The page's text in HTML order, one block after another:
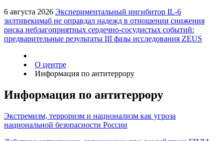
6 августа 2026 Экспериментальный ингибитор IL-6
зилтивекимаб не оправдал надежд в отношении снижения
риска неблагоприятных сердечно-сосудистых событий:
предварительные результаты III фазы исследования ZEUS
О центре
Информация по антитеррору
Информация по антитеррору
Экстремизм, терроризм и национализм как угроза
национальной безопасности России